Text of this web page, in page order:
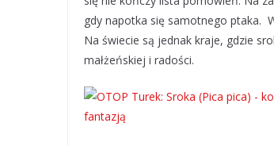
gdy napotka się samotnego ptaka.
Na świecie są jednak kraje, gdzie
małżeńskiej i radości.